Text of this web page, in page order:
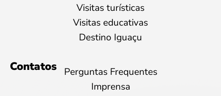
Visitas turísticas
Visitas educativas
Destino Iguaçu
Contatos
Perguntas Frequentes
Imprensa